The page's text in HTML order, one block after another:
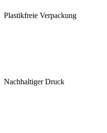
Plastikfreie Verpackung
Nachhaltiger Druck